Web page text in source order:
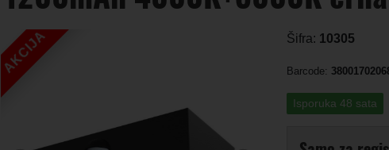
AKCIJA Šifra: 10305
Barcode:
Isporuka 48 sata